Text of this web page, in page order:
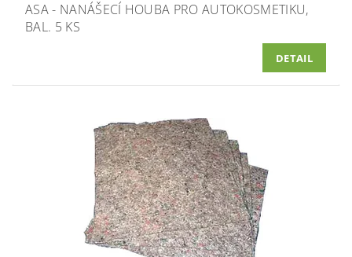
ASA - NANÁŠECÍ HOUBA PRO AUTOKOSMETIKU,
BAL. 5 KS
DETAIL